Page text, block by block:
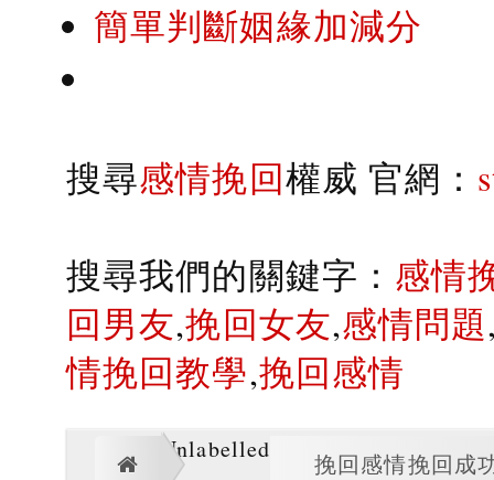
簡單判斷姻緣加減分
搜尋感情挽回權威 官網：
搜尋我們的關鍵字： 感情
回男友,挽回女友,感情問題
情挽回教學,挽回感情
Unlabelled
挽回感情挽回成